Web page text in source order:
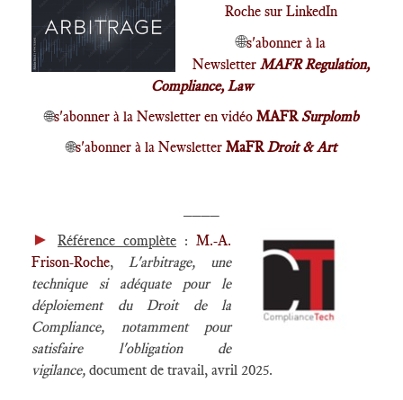
Roche sur LinkedIn
🌐s'abonner à la
Newsletter MAFR Regulation,
Compliance, Law
🌐s'abonner à la Newsletter en vidéoMAFRSurplomb
🌐s'abonner à la Newsletter MaFRDroit & Art
► Référence complète : M.-A.
Frison-Roche, L'arbitrage, une
technique si adéquate pour le
déploiement du Droit de la
Compliance, notamment pour
satisfaire l'obligation de
vigilance, document de travail, avril 2025.